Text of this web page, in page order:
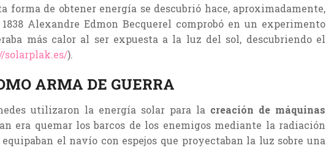
forma de obtener energía se descubrió hace, aproximadamente,
Alexandre Edmon Becquerel comprobó en un experimento
más calor al ser expuesta a la luz del sol, descubriendo el
solarplak.es/).
ARMA DE GUERRA
utilizaron la energía solar para la creación de máquinas
era quemar los barcos de los enemigos mediante la radiación
el navío con espejos que proyectaban la luz sobre una